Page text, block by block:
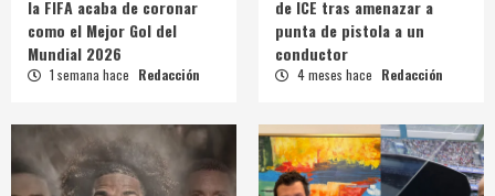
la FIFA acaba de coronar
como el Mejor Gol del
Mundial 2026
1 semana hace Redacción
de ICE tras amenazar a
punta de pistola a un
conductor
4 meses hace Redacción